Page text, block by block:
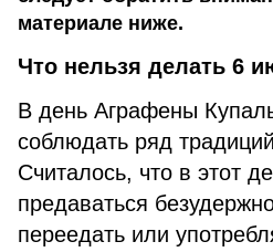
материале ниже.
Что нельзя делать 6
В день Аграфены
соблюдать ряд
Считалось, что в этот
предаваться
переедать или